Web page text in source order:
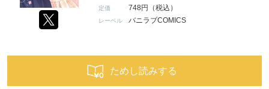
定価 748円（税込）
レーベル バニラブCOMICS
ためし読みする